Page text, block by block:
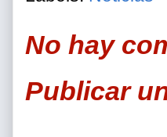
No hay
Publicar